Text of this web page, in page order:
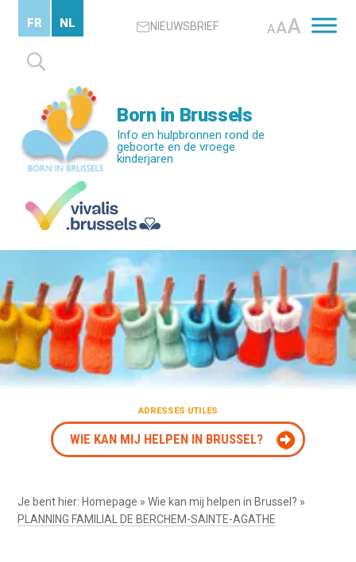
content
NIEUWSBRIEF AAA
Zoeken
naar:
FR NL
Born in Brussels
Info en hulpbronnen rond de
geboorte en de vroege
kinderjaren
ADRESSES UTILES
WIE KAN MIJ HELPEN IN BRUSSEL?
Je bent hier: Homepage »Wie kan mij helpen in Brussel? »
PLANNING FAMILIAL DE BERCHEM-SAINTE-AGATHE